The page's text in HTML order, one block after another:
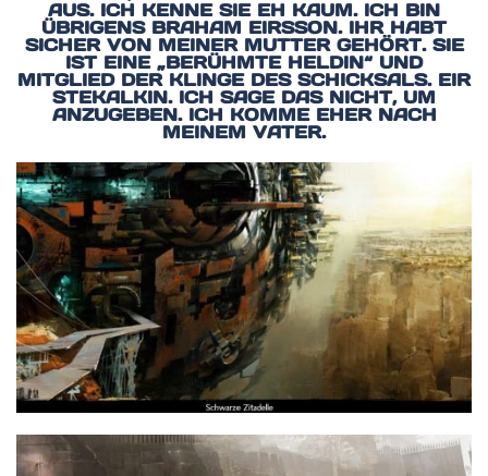
AUS. ICH KENNE SIE EH KAUM. ICH BIN
ÜBRIGENS BRAHAM EIRSSON. IHR HABT
SICHER VON MEINER MUTTER GEHÖRT. SIE
IST EINE „BERÜHMTE HELDIN“ UND
MITGLIED DER KLINGE DES SCHICKSALS. EIR
STEKALKIN. ICH SAGE DAS NICHT, UM
ANZUGEBEN. ICH KOMME EHER NACH
MEINEM VATER.